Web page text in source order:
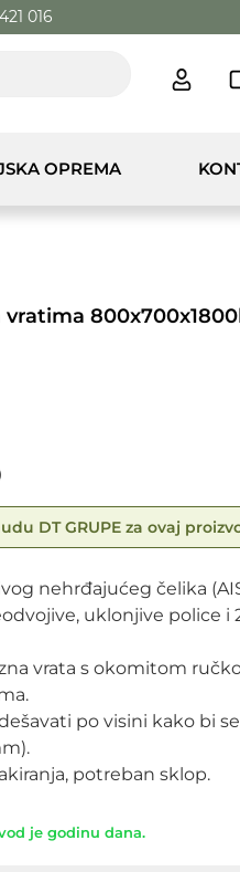
016
OPREMA
DT GRUPE za ovaj
nehrđajućeg čelika
uklonjive police i
vrata s okomitom
po visini kako bi
potreban sklop.
je godinu dana.